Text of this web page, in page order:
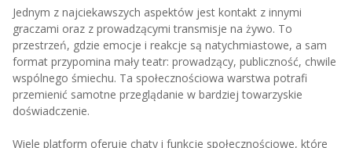
Jednym z najciekawszych aspektów jest kontakt z innymi
graczami oraz z prowadzącymi transmisje na żywo. To
przestrzeń, gdzie emocje i reakcje są natychmiastowe, a sam
format przypomina mały teatr: prowadzący, publiczność, chwile
wspólnego śmiechu. Ta społecznościowa warstwa potrafi
przemienić samotne przeglądanie w bardziej towarzyskie
doświadczenie.
Wiele platform oferuje chaty i funkcje społecznościowe, które